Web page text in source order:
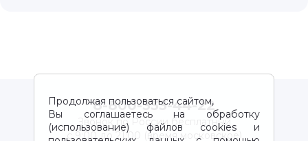
Продолжая пользоваться сайтом,
Вы соглашаетесь на обработку
(использование) файлов cookies и
8-800-333-44-22
Звонок по России бесплатный
с 9:00 до 21:00 (время московское)